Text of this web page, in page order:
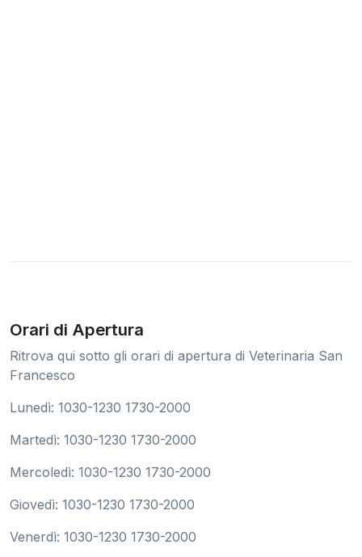
Orari di Apertura
Ritrova qui sotto gli orari di apertura di Veterinaria San
Francesco
Lunedì: 1030-1230 1730-2000
Martedì: 1030-1230 1730-2000
Mercoledì: 1030-1230 1730-2000
Giovedì: 1030-1230 1730-2000
Venerdì: 1030-1230 1730-2000